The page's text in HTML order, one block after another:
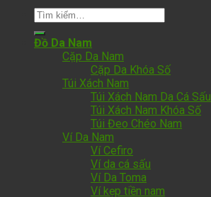
Đồ Da Nam
Cặp Da Nam
Cặp Da Khóa Số
Túi Xách Nam
Túi Xách Nam Da Cá Sấu
Túi Xách Nam Khóa Số
Túi Đeo Chéo Nam
Ví Da Nam
Ví Cefiro
Ví da cá sấu
Ví Da Toma
Ví kẹp tiền nam